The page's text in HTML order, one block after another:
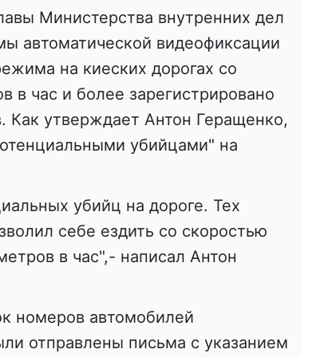
Министерства внутренних дел
автоматической видеофиксации
на киеских дорогах со
в час и более зарегистрировано
Как утверждает Антон Геращенко,
убийцами" на
убийц на дороге. Тех
себе ездить со скоростью
в час",- написал Антон
номеров автомобилей
отправлены письма с указанием